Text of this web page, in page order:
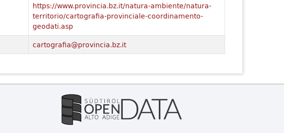
https://www.provincia.bz.it/natura-ambiente/natura-
territorio/cartografia-provinciale-coordinamento-
geodati.asp
cartografia@provincia.bz.it